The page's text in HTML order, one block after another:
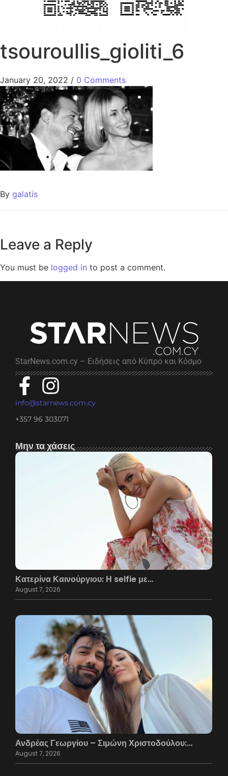
tsouroullis_gioliti_6
January 20, 2022 / 0 Comments
By galatis
Leave a Reply
You must be logged in to post a comment.
StarNews.com.cy – Ειδήσεις από Κύπρο και Κόσμο
info@starnews.com.cy
+357 96 303071
Μην τα χάσεις
Κατερίνα Καινούργιου: Η selfie με…
August 7, 2026
Ανδρέας Γεωργίου – Σιμώνη Χριστοδούλου:…
August 7, 2026